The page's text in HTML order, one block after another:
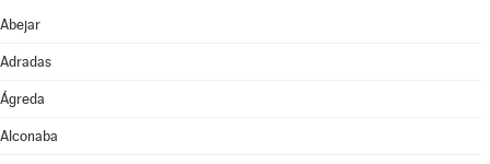
Abejar
Adradas
Ágreda
Alconaba